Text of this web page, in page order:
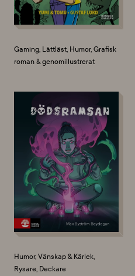
Gaming, Lättläst, Humor, Grafisk
roman & genomillustrerat
Humor, Vänskap & Kärlek,
Rysare, Deckare